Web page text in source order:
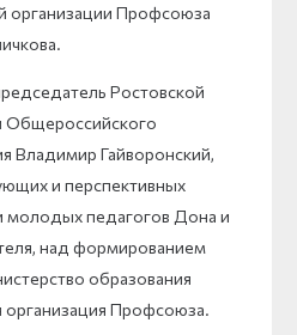
организации Профсоюза
Ростовской
Общероссийского
Владимир Гайворонский,
и перспективных
педагогов Дона и
над формированием
образования
организация Профсоюза.